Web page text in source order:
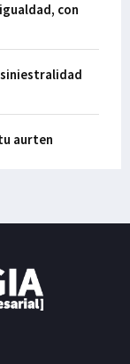
con
aurten